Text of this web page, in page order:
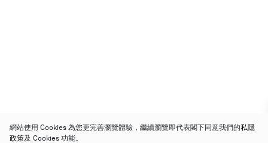
網站使用 Cookies 為您更完善瀏覽體驗，繼續瀏覽即代表閣下同意我們的私隱
政策及 Cookies 功能。